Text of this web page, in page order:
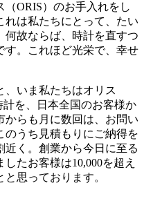
ORIS）のお手入れをし
れは私たちにとって、たい
何故ならば、時計を直すつ
す。これほど光栄で、幸せ
、いま私たちはオリス
計を、日本全国のお客様か
からも月に数回は、お問い
のうち見積もりにご納得を
近く。創業から今日に至る
たお客様は10,000を超え
思っております。